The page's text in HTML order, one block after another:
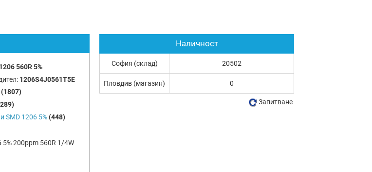
560R 5%
1206S4J0561T5E
(1807)
SMD 1206 5% (448)
5% 200ppm 560R 1/4W
Наличност
София (склад) 20502
Пловдив (магазин) 0
Запитване